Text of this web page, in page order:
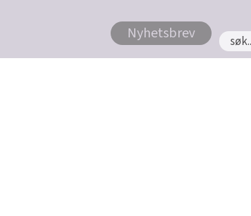
Nyhetsbrev
Søk